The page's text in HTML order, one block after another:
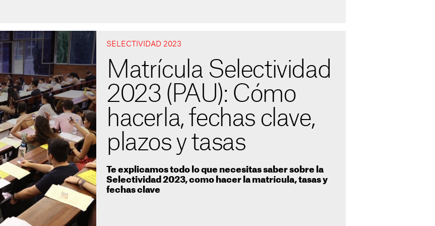
SELECTIVIDAD 2023
Matrícula Selectividad
2023 (PAU): Cómo
hacerla, fechas clave,
plazos y tasas
Te explicamos todo lo que necesitas saber sobre la
Selectividad 2023, como hacer la matrícula, tasas y
fechas clave